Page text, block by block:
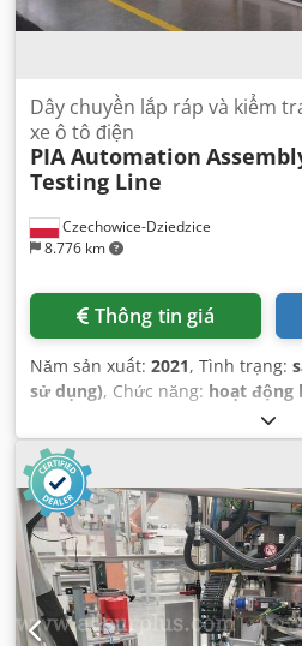
Czechowice-Dziedzice
8.776 km
Dây chuyền lắp ráp và kiểm
xe ô tô điện
PIA Automation
Testing Line
Thông tin giá
Năm sản xuất: 2021, Tình trạng:
sử dụng), Chức năng: hoạt động